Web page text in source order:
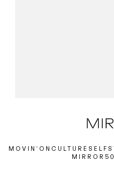
MOVIN’ON CULTURE SELF
MIRROR50